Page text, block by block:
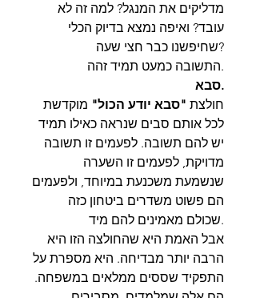
מדליקים את המנגל? למה זה לא
עובד? ואיפה נמצא בדיוק הכלי
שחיפשנו כבר חצי שעה?
התשובה כמעט תמיד זהה.
סבא.
חולצת "סבא יודע הכול" מוקדשת
לכל אותם סבים שנראה כאילו תמיד
יש להם תשובה. לפעמים זו תשובה
מדויקת, לפעמים זו השערה
שנשמעת משכנעת במיוחד, ולפעמים
הם פשוט משדרים ביטחון כזה
שכולם מאמינים להם מיד.
אבל האמת היא שהחולצה הזו היא
הרבה יותר מבדיחה. היא מספרת על
התפקיד שססים ממלאים במשפחה.